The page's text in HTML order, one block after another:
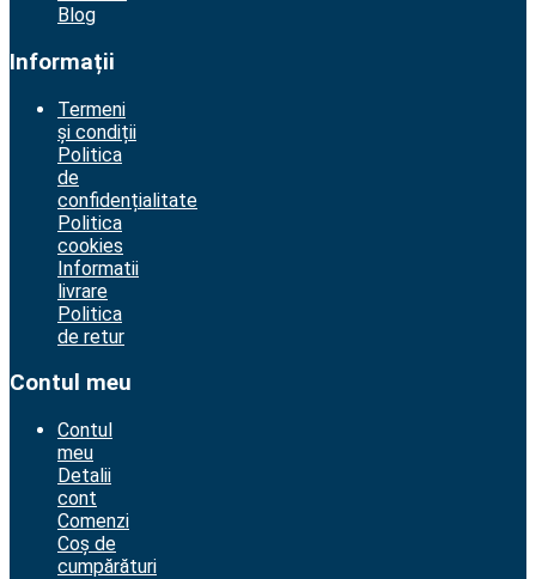
Blog
Informații
Termeni
și condiții
Politica
de
confidențialitate
Politica
cookies
Informatii
livrare
Politica
de retur
Contul meu
Contul
meu
Detalii
cont
Comenzi
Coș de
cumpărături